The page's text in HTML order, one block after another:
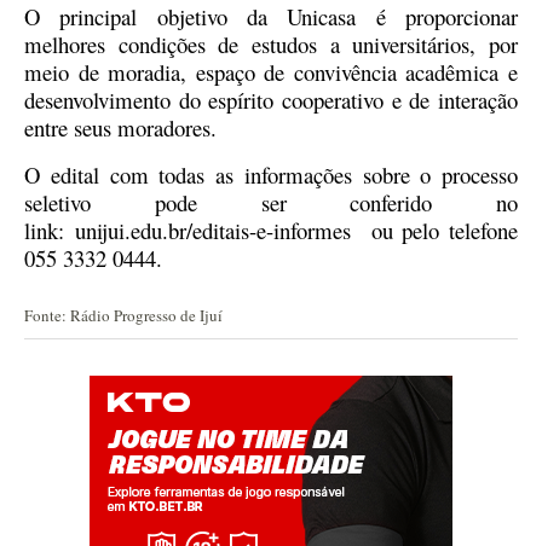
O principal objetivo da Unicasa é proporcionar
melhores condições de estudos a universitários, por
meio de moradia, espaço de convivência acadêmica e
desenvolvimento do espírito cooperativo e de interação
entre seus moradores.
O edital com todas as informações sobre o processo
seletivo pode ser conferido no
link: unijui.edu.br/editais-e-informesou pelo telefone
055 3332 0444.
Fonte: Rádio Progresso de Ijuí